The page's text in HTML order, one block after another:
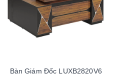
Bàn Giám Đốc LUXB2820V6